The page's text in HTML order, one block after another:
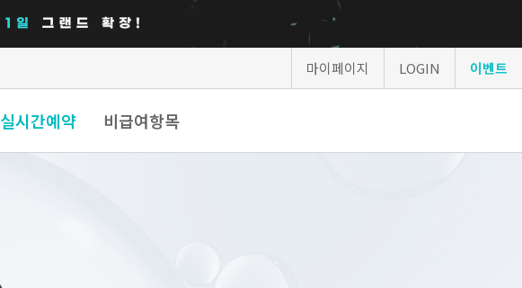
마이페이지 LOGIN 이벤트
실시간예약 비급여항목